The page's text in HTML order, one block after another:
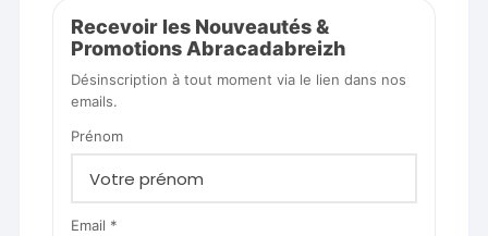
Recevoir les Nouveautés &
Promotions Abracadabreizh
Désinscription à tout moment via le lien dans nos
emails.
Prénom
Email *